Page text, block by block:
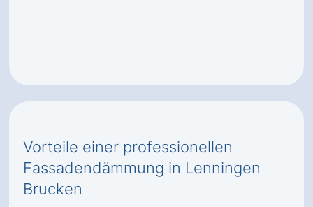
Vorteile einer professionellen
Fassadendämmung in Lenningen
Brucken